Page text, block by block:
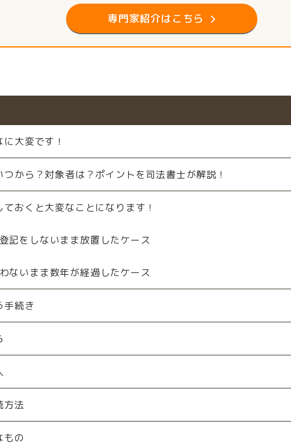
専門家紹介はこちら
大変です！
から？対象者は？ポイントを司法書士が解説！
おくと大変なことになります！
記をしないまま放置したケース
ないまま数年が経過したケース
手続き
方法
もの